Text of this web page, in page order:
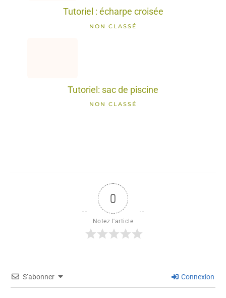
Tutoriel : écharpe croisée
NON CLASSÉ
Tutoriel: sac de piscine
NON CLASSÉ
0
Notez l'article
S’abonner Connexion